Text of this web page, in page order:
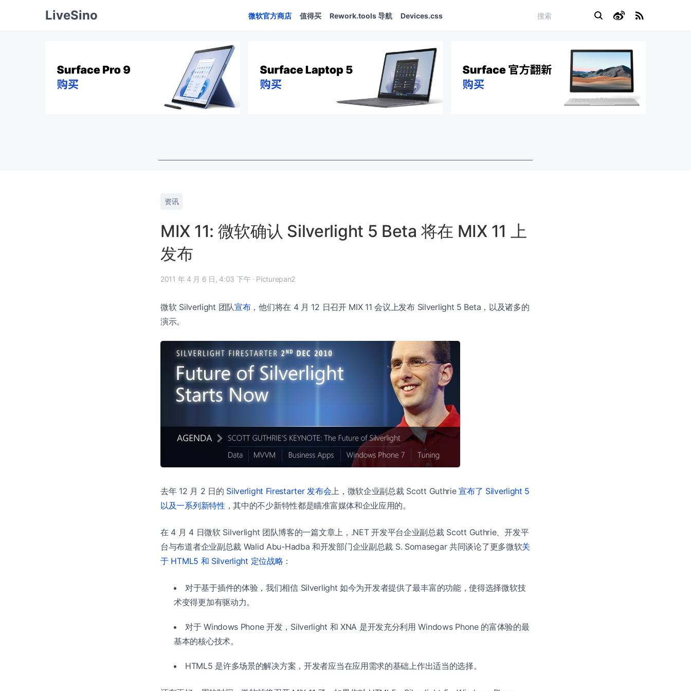
LiveSino 微软官方商店 值得买 Rework.tools 导航 Devices.css
资讯
MIX 11: 微软确认 Silverlight 5 Beta 将在 MIX 11 上
发布
2011 年 4 月 6 日, 4:03 下午 · Picturepan2
微软 Silverlight 团队宣布，他们将在 4 月 12 日召开 MIX 11 会议上发布 Silverlight 5 Beta，以及诸多的
演示。
去年 12 月 2 日的 Silverlight Firestarter 发布会 上，微软企业副总裁 Scott Guthrie宣布了 Silverlight 5
以及一系列新特性 ，其中的不少新特性都是瞄准富媒体和企业应用的。
在 4 月 4 日微软 Silverlight 团队博客的一篇文章上，.NET 开发平台企业副总裁 Scott Guthrie、开发平
台与布道者企业副总裁 Walid Abu-Hadba 和开发部门企业副总裁 S. Somasegar 共同谈论了更多微软关
于 HTML5 和 Silverlight 定位战略 ：
对于基于插件的体验，我们相信 Silverlight 如今为开发者提供了最丰富的功能，使得选择微软技
术变得更加有驱动力。
对于 Windows Phone 开发，Silverlight 和 XNA 是开发充分利用 Windows Phone 的富体验的最
基本的核心技术。
HTML5 是许多场景的解决方案，开发者应当在应用需求的基础上作出适当的选择。